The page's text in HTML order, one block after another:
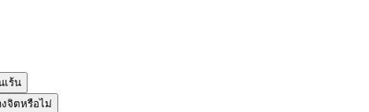
เร้น
จิตหรือไม่